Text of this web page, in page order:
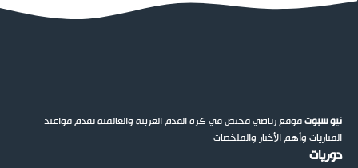
نيو سبوتموقع رياضي مختص في كرة القدم العربية والعالمية يقدم مواعيد
المباريات وأهم الأخبار والملخصات
دوريات